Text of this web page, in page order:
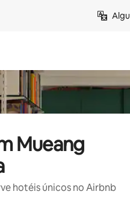
Mueang
hotéis únicos no Airbnb